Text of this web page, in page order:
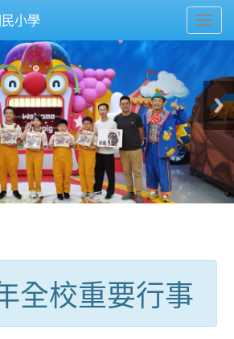
小學
全校重要行事